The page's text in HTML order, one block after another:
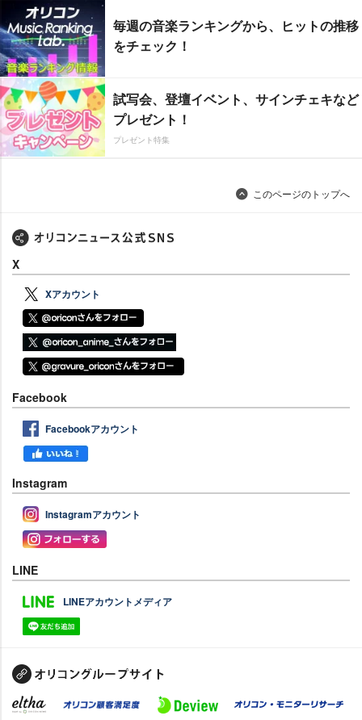
毎週の音楽ランキングから、ヒットの推移
をチェック！
試写会、登壇イベント、サインチェキなど
プレゼント！
プレゼント特集
このページのトップへ
X
Xアカウント
Facebook
Facebookアカウント
Instagram
Instagramアカウント
LINE
LINEアカウントメディア